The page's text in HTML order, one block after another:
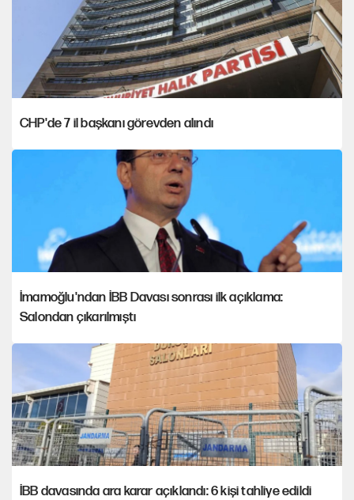
CHP'de 7 il başkanı görevden alındı
İmamoğlu'ndan İBB Davası sonrası ilk açıklama:
Salondan çıkarılmıştı
İBB davasında ara karar açıklandı: 6 kişi tahliye edildi